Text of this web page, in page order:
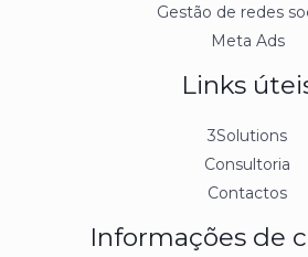
Gestão de redes
Meta Ads
Links
3Solutions
Consultoria
Contactos
Informações de